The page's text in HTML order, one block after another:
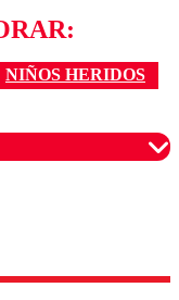
NIÑOS HERIDOS
garantizar un